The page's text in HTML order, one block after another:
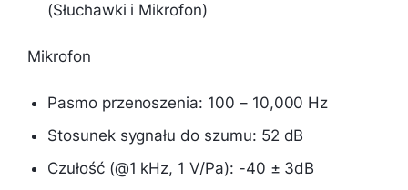
(Słuchawki i Mikrofon)
Mikrofon
Pasmo przenoszenia: 100 – 10,000 Hz
Stosunek sygnału do szumu: 52 dB
Czułość (@1 kHz, 1 V/Pa): -40 ± 3dB